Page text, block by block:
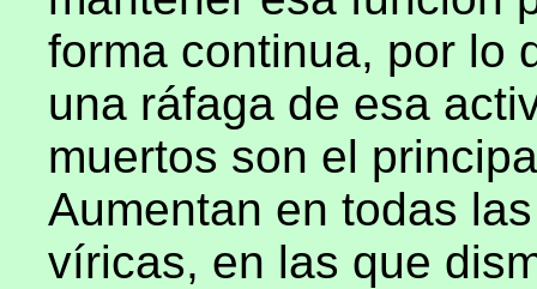
forma continua, por lo
una ráfaga de esa
muertos son el
Aumentan en todas
víricas, en las que